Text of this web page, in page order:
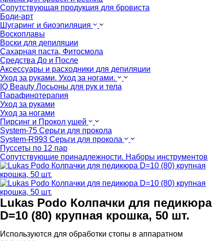
Сопутствующая продукция для бровиста
Боди-арт
Шугаринг и биоэпиляция
Воскоплавы
Воски для депиляции
Сахарная паста, Фитосмола
Средства До и После
Аксессуары и расходники для депиляции
Уход за руками. Уход за ногами.
IQ Beauty Лосьоны для рук и тела
Парафинотерапия
Уход за руками
Уход за ногами
Пирсинг и Прокол ушей
System-75 Серьги для прокола
System-R993 Серьги для прокола
Пуссеты по 12 пар
Cопутствующие принадлежности. Наборы инструментов
Lukas Podo Колпачки для педикюра
D=10 (80) крупная крошка, 50 шт.
Используются для обработки стопы в аппаратном